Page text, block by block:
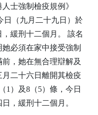
士強制檢疫規例》
日（九月二十九日）於
緩刑十二個月。 該名
必須在家中接受強制
，她在無合理辯解及
二十六日離開其檢疫
1）及8（5）條，今日
，緩刑十二個月。